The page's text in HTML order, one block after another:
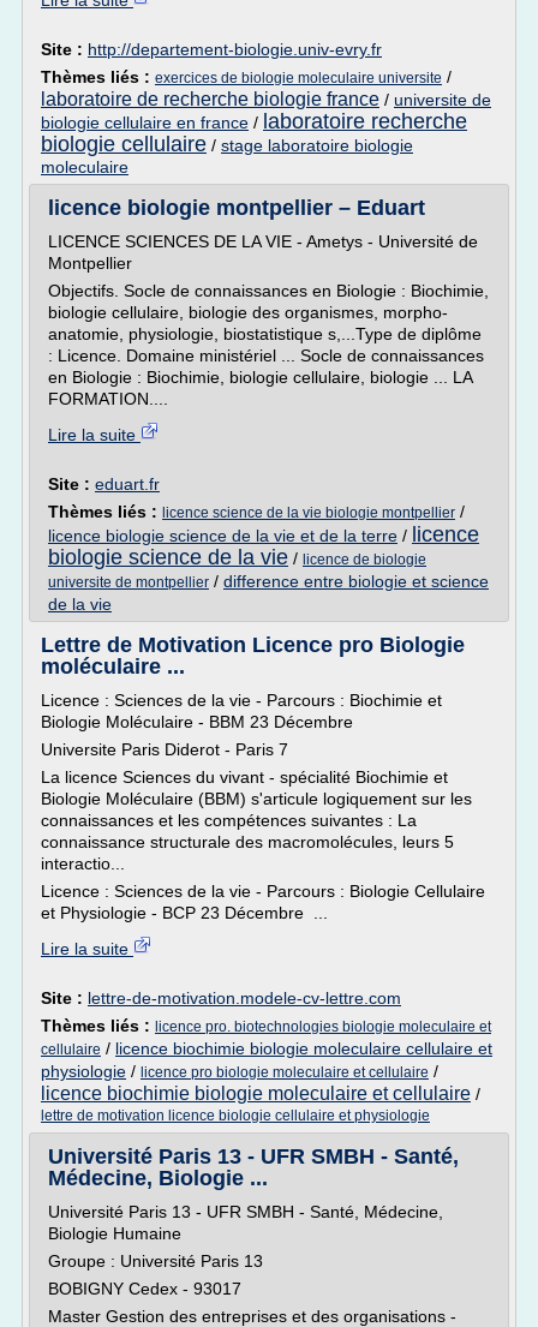
Site : http://departement-biologie.univ-evry.fr
Thèmes liés : exercices de biologie moleculaire universite /
laboratoire de recherche biologie france / universite de
biologie cellulaire en france / laboratoire recherche
biologie cellulaire / stage laboratoire biologie
moleculaire
licence biologie montpellier – Eduart
LICENCE SCIENCES DE LA VIE - Ametys - Université de
Montpellier
Objectifs. Socle de connaissances en Biologie : Biochimie,
biologie cellulaire, biologie des organismes, morpho-
anatomie, physiologie, biostatistique s,...Type de diplôme
: Licence. Domaine ministériel ... Socle de connaissances
en Biologie : Biochimie, biologie cellulaire, biologie ... LA
FORMATION....
Lire la suite
Site : eduart.fr
Thèmes liés : licence science de la vie biologie montpellier /
licence biologie science de la vie et de la terre / licence
biologie science de la vie / licence de biologie
universite de montpellier / difference entre biologie et science
de la vie
Lettre de Motivation Licence pro Biologie
moléculaire ...
Licence : Sciences de la vie - Parcours : Biochimie et
Biologie Moléculaire - BBM 23 Décembre
Universite Paris Diderot - Paris 7
La licence Sciences du vivant - spécialité Biochimie et
Biologie Moléculaire (BBM) s'articule logiquement sur les
connaissances et les compétences suivantes : La
connaissance structurale des macromolécules, leurs 5
interactio...
Licence : Sciences de la vie - Parcours : Biologie Cellulaire
et Physiologie - BCP 23 Décembre ...
Lire la suite
Site : lettre-de-motivation.modele-cv-lettre.com
Thèmes liés : licence pro. biotechnologies biologie moleculaire et
cellulaire / licence biochimie biologie moleculaire cellulaire et
physiologie / licence pro biologie moleculaire et cellulaire /
licence biochimie biologie moleculaire et cellulaire /
lettre de motivation licence biologie cellulaire et physiologie
Université Paris 13 - UFR SMBH - Santé,
Médecine, Biologie ...
Université Paris 13 - UFR SMBH - Santé, Médecine,
Biologie Humaine
Groupe : Université Paris 13
BOBIGNY Cedex - 93017
Master Gestion des entreprises et des organisations -